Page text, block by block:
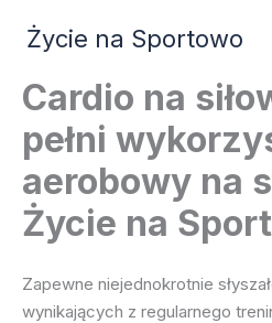
Życie na Sportowo
Cardio na
pełni
aerobowy na
Życie na
Zapewne niejednokrotnie
wynikających z regularnego